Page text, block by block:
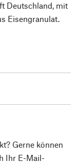
Deutschland, mit
Eisengranulat.
Gerne können
Ihr E-Mail-